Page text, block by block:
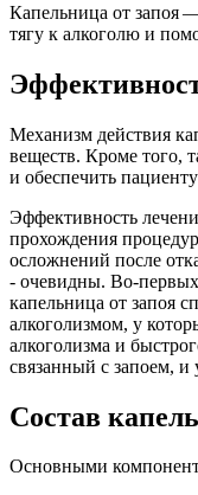
Капельница от запоя
тягу к алкоголю и
Механизм действия
веществ. Кроме того,
и обеспечить
Эффективность
прохождения
осложнений после
- очевидны. Во-
капельница от запоя
алкоголизмом, у
алкоголизма и
связанный с запоем, и
Состав
Основными